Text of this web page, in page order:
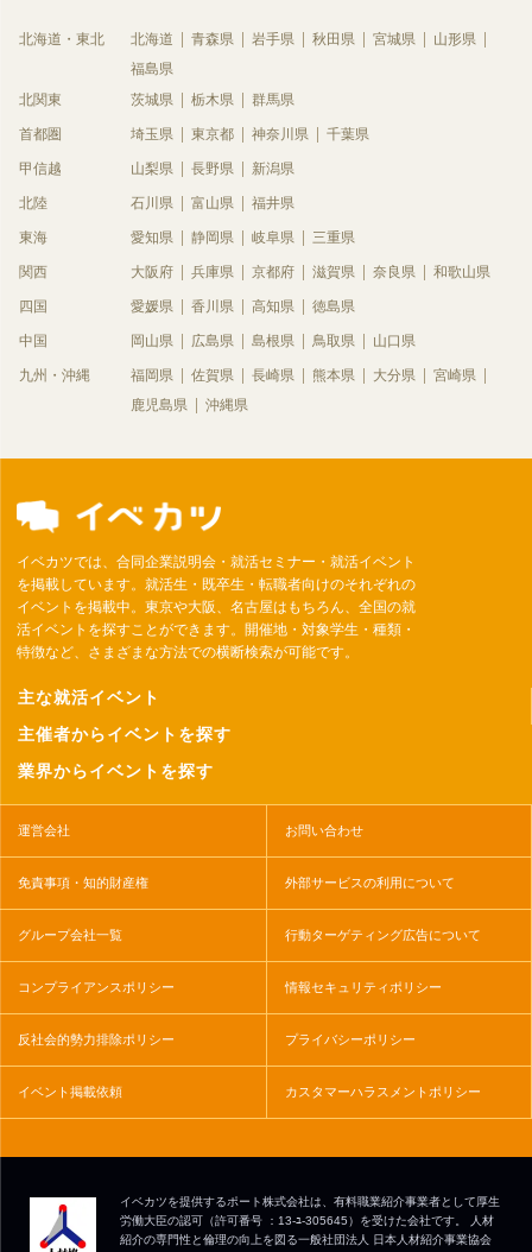
北海道・東北 北海道 青森県 岩手県 秋田県 宮城県
山形県
福島県
北関東
茨城県 栃木県 群馬県
首都圏 埼玉県 東京都 神奈川県 千葉県
甲信越 山梨県 長野県 新潟県
北陸 石川県 富山県 福井県
東海 愛知県 静岡県 岐阜県 三重県
関西 大阪府 兵庫県 京都府 滋賀県 奈良県 和歌山県
四国 愛媛県 香川県 高知県 徳島県
中国 岡山県 広島県 島根県 鳥取県 山口県
九州・沖縄 福岡県 佐賀県 長崎県 熊本県 大分県
宮崎県
鹿児島県
沖縄県
イベカツでは、合同企業説明会・就活セミナー・就活イベント
を掲載しています。就活生・既卒生・転職者向けのそれぞれの
イベントを掲載中。東京や大阪、名古屋はもちろん、全国の就
活イベントを探すことができます。開催地・対象学生・種類・
特徴など、さまざまな方法での横断検索が可能です。
主な就活イベント
主催者からイベントを探す
業界からイベントを探す
運営会社 お問い合わせ
免責事項・知的財産権 外部サービスの利用について
グループ会社一覧 行動ターゲティング広告について
コンプライアンスポリシー 情報セキュリティポリシー
反社会的勢力排除ポリシー プライバシーポリシー
イベント掲載依頼 カスタマーハラスメントポリシー